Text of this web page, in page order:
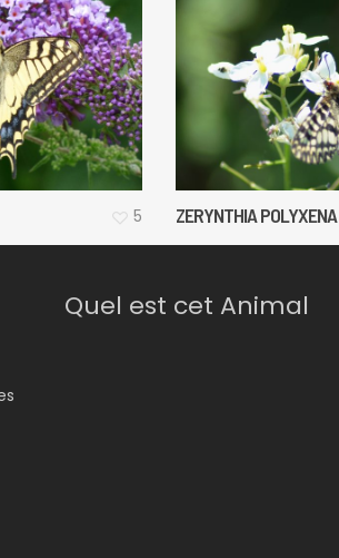
5 ZERYNTHIA POLYXENA
Quel est cet Animal